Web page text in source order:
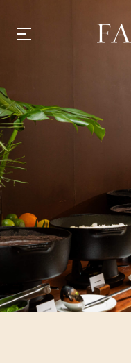
HOTÉIS
EXPERIENCIAS
TIENDA | SELEZIONE
DESCUBRIR
WHAT'S COOKING
CORRIERE
HISTORIA
SOSTENIBILIDAD
CONTACTO